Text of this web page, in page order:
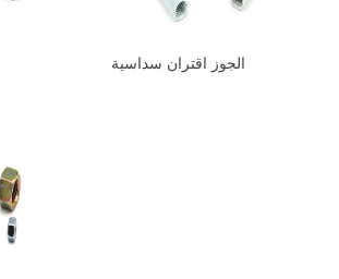
الجوز اقتران سداسية